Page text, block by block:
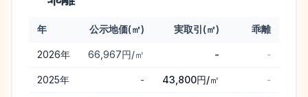
年 公示地価(㎡) 実取引(㎡) 乖離
2026年 66,967円/㎡ - -
2025年 - 43,800円/㎡ -